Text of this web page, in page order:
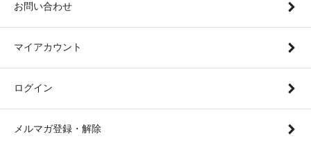
お問い合わせ
マイアカウント
ログイン
メルマガ登録・解除